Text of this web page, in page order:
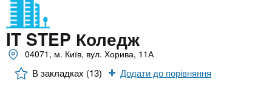
n
t
s
и
х
з
а
Онлайн курси
За кордоном
IT STEP Коледж
04071, м. Київ, вул. Хорива, 11А
В закладках (13) Додати до порівняння